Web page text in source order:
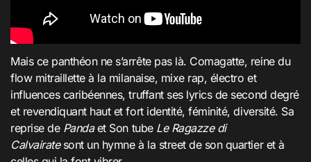
Mais ce panthéon ne s’arrête pas là. Comagatte, reine du
flow mitraillette à la milanaise, mixe rap, électro et
influences caribéennes, truffant ses lyrics de second degré
et revendiquant haut et fort identité, féminité, diversité. Sa
reprise de Pandaet Son tube Le Ragazze di
Calvairatesont un hymne à la street de son quartier et à